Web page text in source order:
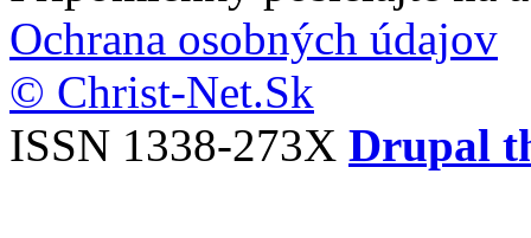
Ochrana osobných údajov
© Christ-Net.Sk
ISSN 1338-273X Drupal